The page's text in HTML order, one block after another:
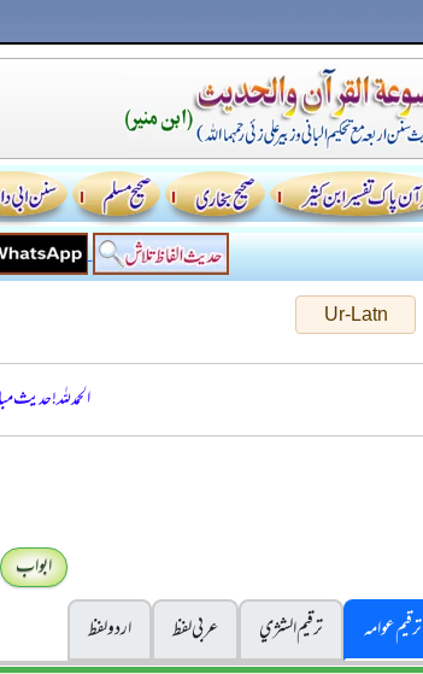
Ur-Latn
الحمدللہ!
ابواب
ترقیم عوامہ ترقيم الشژي عربی لفظ
اردو لفظ